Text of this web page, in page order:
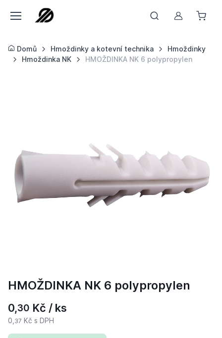
Můj účet
Domů Hmoždinky a kotevní technika
Hmoždinky
Hmoždinka NK
HMOŽDINKA NK 6 polypropylen
HMOŽDINKA NK 6 polypropylen
0,30 Kč / ks
0, 37 Kč s DPH